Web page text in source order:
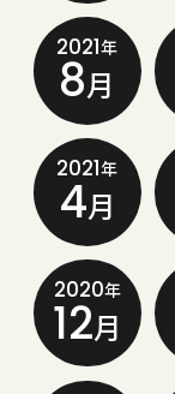
2021年
8月
2021年
4月
2020年
12月